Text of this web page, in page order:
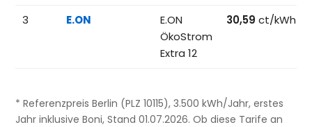
3 E.ON
E.ON
ÖkoStrom
Extra 12
30,59 ct/kWh
* Referenzpreis Berlin (PLZ 10115), 3.500 kWh/Jahr, erstes
Jahr inklusive Boni, Stand 01.07.2026. Ob diese Tarife an